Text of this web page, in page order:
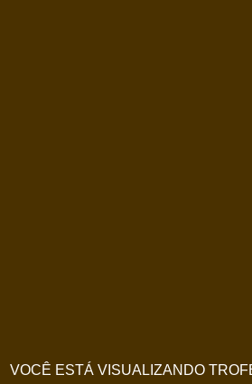
VOCÊ ESTÁ VISUALIZANDO